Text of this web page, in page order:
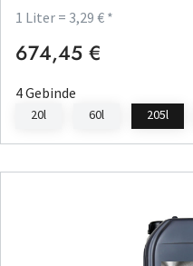
1 Liter = 3,29 € *
Regulärer Preis:
674,45 €
4 Gebinde
20l 60l 205l